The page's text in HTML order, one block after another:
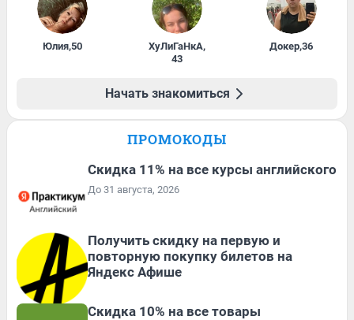
Юлия,50 ХуЛиГаНкА,
43
Докер,36
Начать знакомиться
ПРОМОКОДЫ
Скидка 11% на все курсы английского
До 31 августа, 2026
Получить скидку на первую и
повторную покупку билетов на
Яндекс Афише
Скидка 10% на все товары